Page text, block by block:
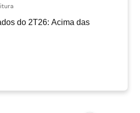
do 2T26: Acima das